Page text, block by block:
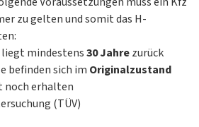
zu gelten und somit das H-
mindestens30 Jahrezurück
befinden sich im Originalzustand
noch erhalten
(TÜV)